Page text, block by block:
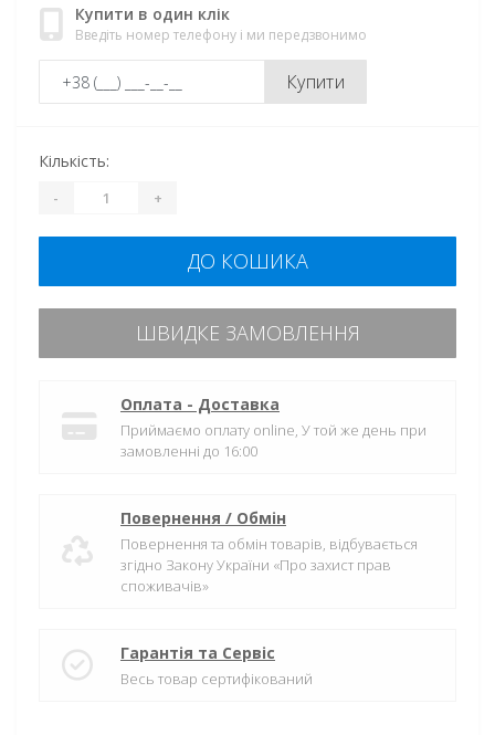
Купити в один клік
Введіть номер телефону і ми передзвонимо
Купити
Кількість:
- +
ДО КОШИКА
ШВИДКЕ ЗАМОВЛЕННЯ
Оплата - Доставка
Приймаємо оплату online, У той же день при
замовленні до 16:00
Повернення / Обмін
Повернення та обмін товарів, відбувається
згідно Закону України «Про захист прав
споживачів»
Гарантія та Сервіс
Весь товар сертифікований